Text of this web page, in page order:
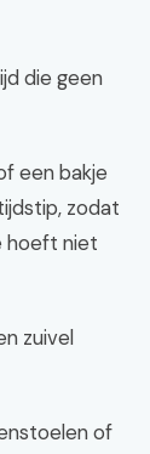
die geen
een bakje
zodat
hoeft niet
zuivel
of